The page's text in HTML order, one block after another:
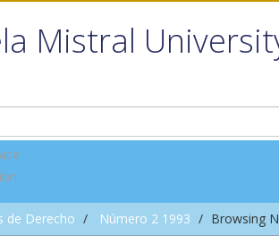
Mistral
de Derecho Número 2 1993 Browsing